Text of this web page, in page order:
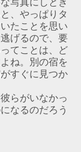
写真にしとき
、やっぱりタ
たことを思い
げるので、要
てことは、ど
ね。別の宿を
すぐに見つか
らがいなかっ
なるのだろう